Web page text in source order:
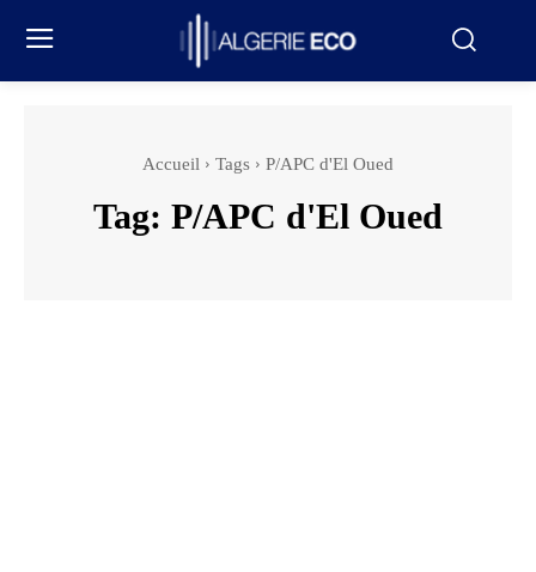
Accueil Tags P/APC d'El Oued
Tag: P/APC d'El Oued